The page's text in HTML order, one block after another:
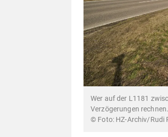
Wer auf der L1181
Verzögerungen rechnen.
© Foto: HZ-Archiv/Rudi